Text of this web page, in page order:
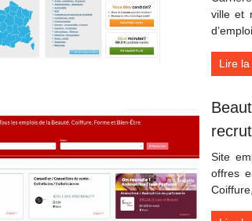
ville et
Lire
Site
offres